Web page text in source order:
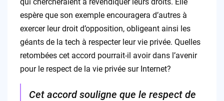
espère que son exemple encouragera d’autres à
exercer leur droit d’opposition, obligeant ainsi les
géants de la tech à respecter leur vie privée. Quelles
retombées cet accord pourrait-il avoir dans l’avenir
pour le respect de la vie privée sur Internet?
Cet accord souligne que le respect de